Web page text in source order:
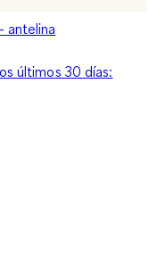
antelina
últimos 30 días: